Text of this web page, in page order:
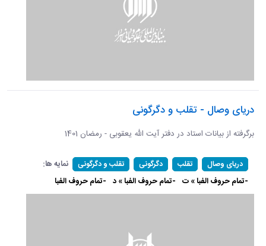
دریای وصال - تقلب و دگرگونی
برگرفته از بیانات استاد در دفتر آیت الله یعقوبی - رمضان 1401
دریای وصال تقلب دگرگونی تقلب و دگرگونی
نمایه ها:
-تمام حروف الفبا » ت -تمام حروف الفبا » د -تمام حروف الفبا